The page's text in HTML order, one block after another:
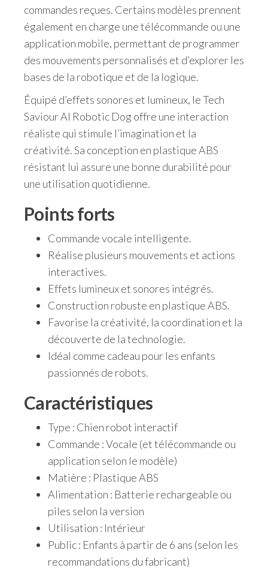
commandes reçues. Certains modèles prennent
également en charge une télécommande ou une
application mobile, permettant de programmer
des mouvements personnalisés et d’explorer les
bases de la robotique et de la logique.
Équipé d’effets sonores et lumineux, le Tech
Saviour AI Robotic Dog offre une interaction
réaliste qui stimule l’imagination et la
créativité. Sa conception en plastique ABS
résistant lui assure une bonne durabilité pour
une utilisation quotidienne.
Points forts
Commande vocale intelligente.
Réalise plusieurs mouvements et actions
interactives.
Effets lumineux et sonores intégrés.
Construction robuste en plastique ABS.
Favorise la créativité, la coordination et la
découverte de la technologie.
Idéal comme cadeau pour les enfants
passionnés de robots.
Caractéristiques
Type : Chien robot interactif
Commande : Vocale (et télécommande ou
application selon le modèle)
Matière : Plastique ABS
Alimentation : Batterie rechargeable ou
piles selon la version
Utilisation : Intérieur
Public : Enfants à partir de 6 ans (selon les
recommandations du fabricant)